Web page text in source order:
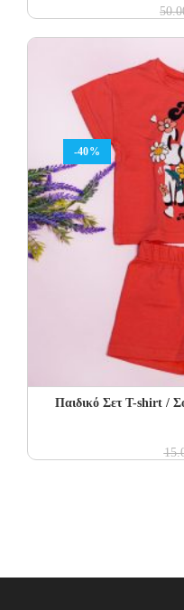
-40%
Παιδικό Σετ Τ-shirt /